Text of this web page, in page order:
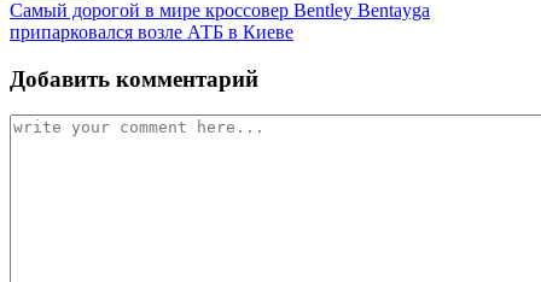
Самый дорогой в мире кроссовер Bentley Bentayga
припарковался возле АТБ в Киеве
Добавить комментарий